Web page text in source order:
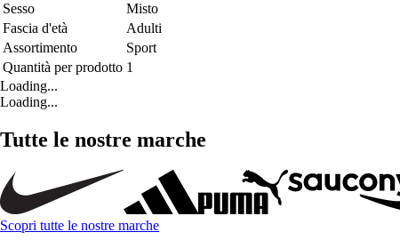
Sesso
Misto
Fascia d'età
Adulti
Assortimento
Sport
Quantità per prodotto 1
Loading...
Loading...
Tutte le nostre marche
Scopri tutte le nostre marche